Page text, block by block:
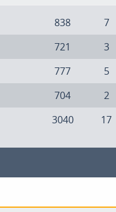
838
7
721
3
777
5
704
2
3040 17